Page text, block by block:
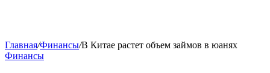
Главная/Финансы/В Китае растет объем займов в юанях
Финансы